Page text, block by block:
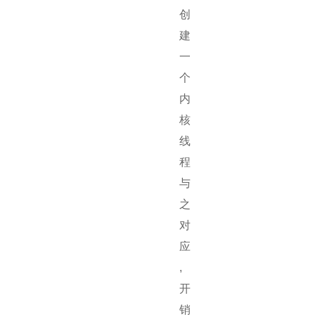
创
建
一
个
内
核
线
程
与
之
对
应
,
开
销